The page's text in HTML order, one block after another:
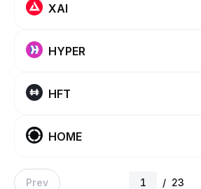
XAI
HYPER
HFT
HOME
Prev / 23